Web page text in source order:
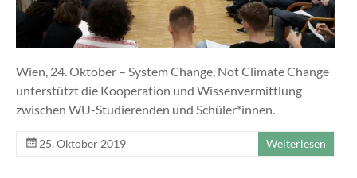
Wien, 24. Oktober – System Change, Not Climate Change
unterstützt die Kooperation und Wissenvermittlung
zwischen WU-Studierenden und Schüler*innen.
25. Oktober 2019 Weiterlesen